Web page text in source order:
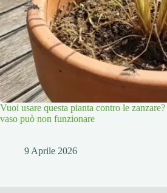
Vuoi usare questa pianta contro le
vaso può non funzionare
9 Aprile 2026